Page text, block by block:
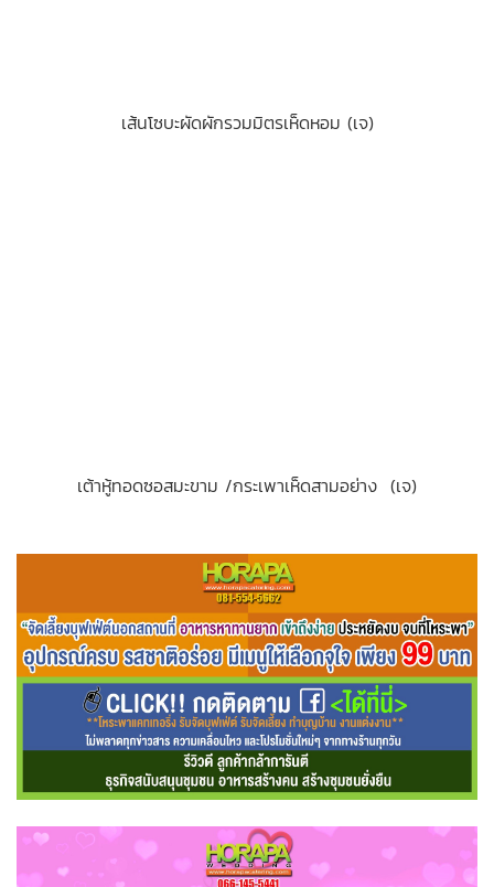
เส้นโซบะผัดผักรวมมิตรเห็ดหอม (เจ)
เต้าหู้ทอดซอสมะขาม /กระเพาเห็ดสามอย่าง (เจ)